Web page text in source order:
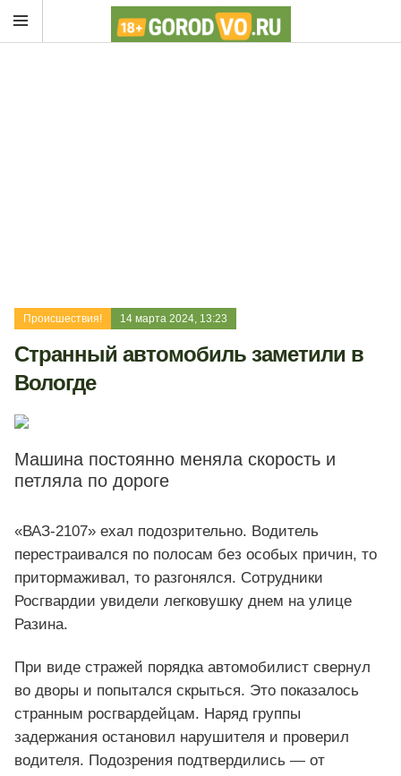
Происшествия! 14 марта 2024, 13:23
Странный автомобиль заметили в
Вологде
Машина постоянно меняла скорость и
петляла по дороге
«ВАЗ-2107» ехал подозрительно. Водитель
перестраивался по полосам без особых причин, то
притормаживал, то разгонялся. Сотрудники
Росгвардии увидели легковушку днем на улице
Разина.
При виде стражей порядка автомобилист свернул
во дворы и попытался скрыться. Это показалось
странным росгвардейцам. Наряд группы
задержания остановил нарушителя и проверил
водителя. Подозрения подтвердились — от